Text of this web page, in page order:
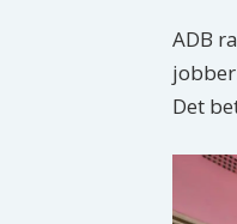
ADB
Det